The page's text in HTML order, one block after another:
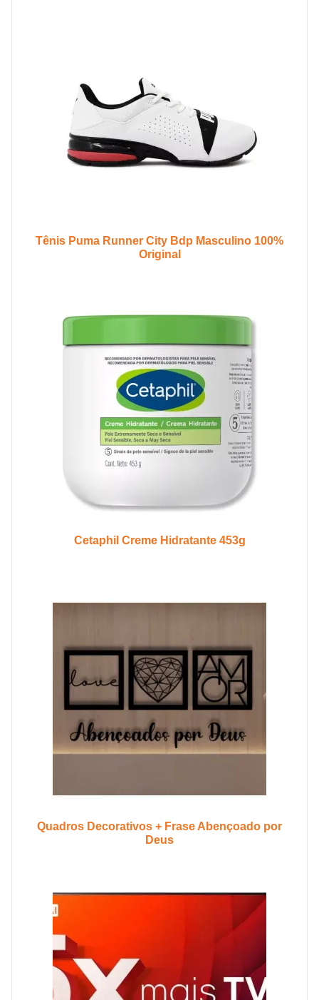
Tênis Puma Runner City Bdp Masculino 100%
Original
Cetaphil Creme Hidratante 453g
Quadros Decorativos + Frase Abençoado por
Deus